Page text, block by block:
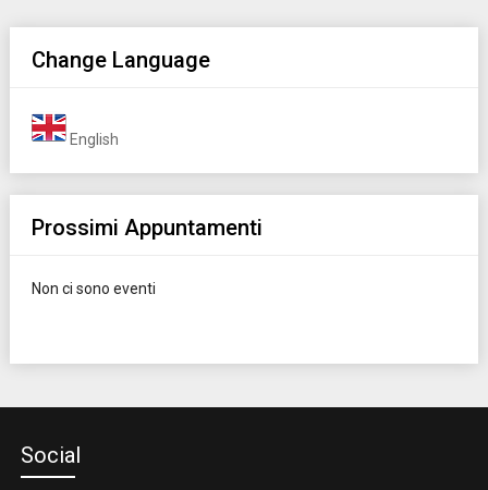
Change Language
English
Prossimi Appuntamenti
Non ci sono eventi
Social